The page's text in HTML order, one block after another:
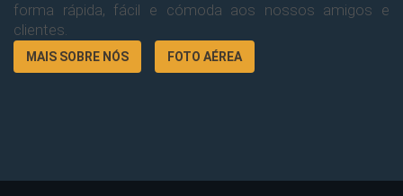
forma rápida, fácil e cómoda aos nossos amigos e
clientes.
MAIS SOBRE NÓS FOTO AÉREA